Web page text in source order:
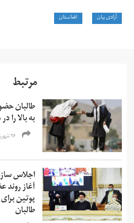
آزادی بیان افغانستان
مرتبط
طالبان
به بالا را
۲۶ شهریور ۱۴۰۰
اجلاس
آغاز روند
پوتین
طالبان